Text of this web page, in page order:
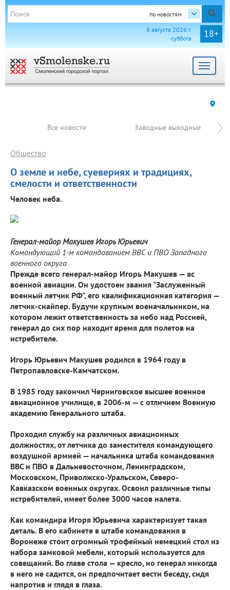
по новостям
18+
8 августа 2026 г.
суббота
Toggle
Все новости Заводные выходные
О земле и небе, суевериях и традициях,
смелости и ответственности
Общество
Человек неба.
Генерал-майор Макушев Игорь Юрьевич
Командующий 1-м командованием ВВС и ПВО Западного
военного округа
Прежде всего генерал-майор Игорь Макушев — ас
военной авиации. Он удостоен звания "Заслуженный
военный летчик РФ", его квалификационная категория —
летчик-снайпер. Будучи крупным военачальником, на
котором лежит ответственность за небо над Россией,
генерал до сих пор находит время для полетов на
истребителе.
Игорь Юрьевич Макушев родился в 1964 году в
Петропавловске-Камчатском.
В 1985 году закончил Черниговское высшее военное
авиационное училище, в 2006-м — с отличием Военную
академию Генерального штаба.
Проходил службу на различных авиационных
должностях, от летчика до заместителя командующего
воздушной армией — начальника штаба командования
ВВС и ПВО в Дальневосточном, Ленинградском,
Московском, Приволжско-Уральском, Северо-
Кавказском военных округах. Освоил различные типы
истребителей, имеет более 3000 часов налета.
Как командира Игоря Юрьевича характеризует такая
деталь. В его кабинете в штабе командования в
Воронеже стоит огромный трофейный немецкий стол из
набора замковой мебели, который используется для
совещаний. Во главе стола — кресло, но генерал никогда
в него не садится, он предпочитает вести беседу, сидя
напротив и глядя в глаза.